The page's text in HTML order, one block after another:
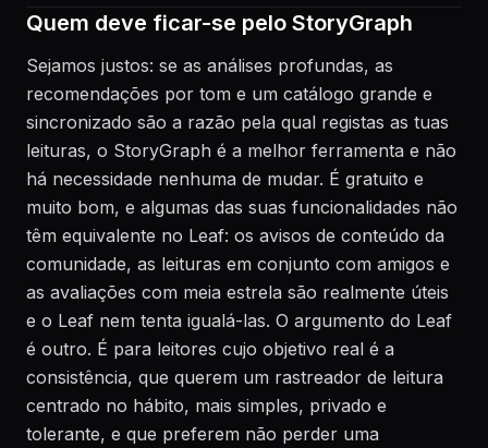
Quem deve ficar-se pelo StoryGraph
Sejamos justos: se as análises profundas, as
recomendações por tom e um catálogo grande e
sincronizado são a razão pela qual registas as tuas
leituras, o StoryGraph é a melhor ferramenta e não
há necessidade nenhuma de mudar. É gratuito e
muito bom, e algumas das suas funcionalidades não
têm equivalente no Leaf: os avisos de conteúdo da
comunidade, as leituras em conjunto com amigos e
as avaliações com meia estrela são realmente úteis
e o Leaf nem tenta igualá-las. O argumento do Leaf
é outro. É para leitores cujo objetivo real é a
consistência, que querem um rastreador de leitura
centrado no hábito, mais simples, privado e
tolerante, e que preferem não perder uma